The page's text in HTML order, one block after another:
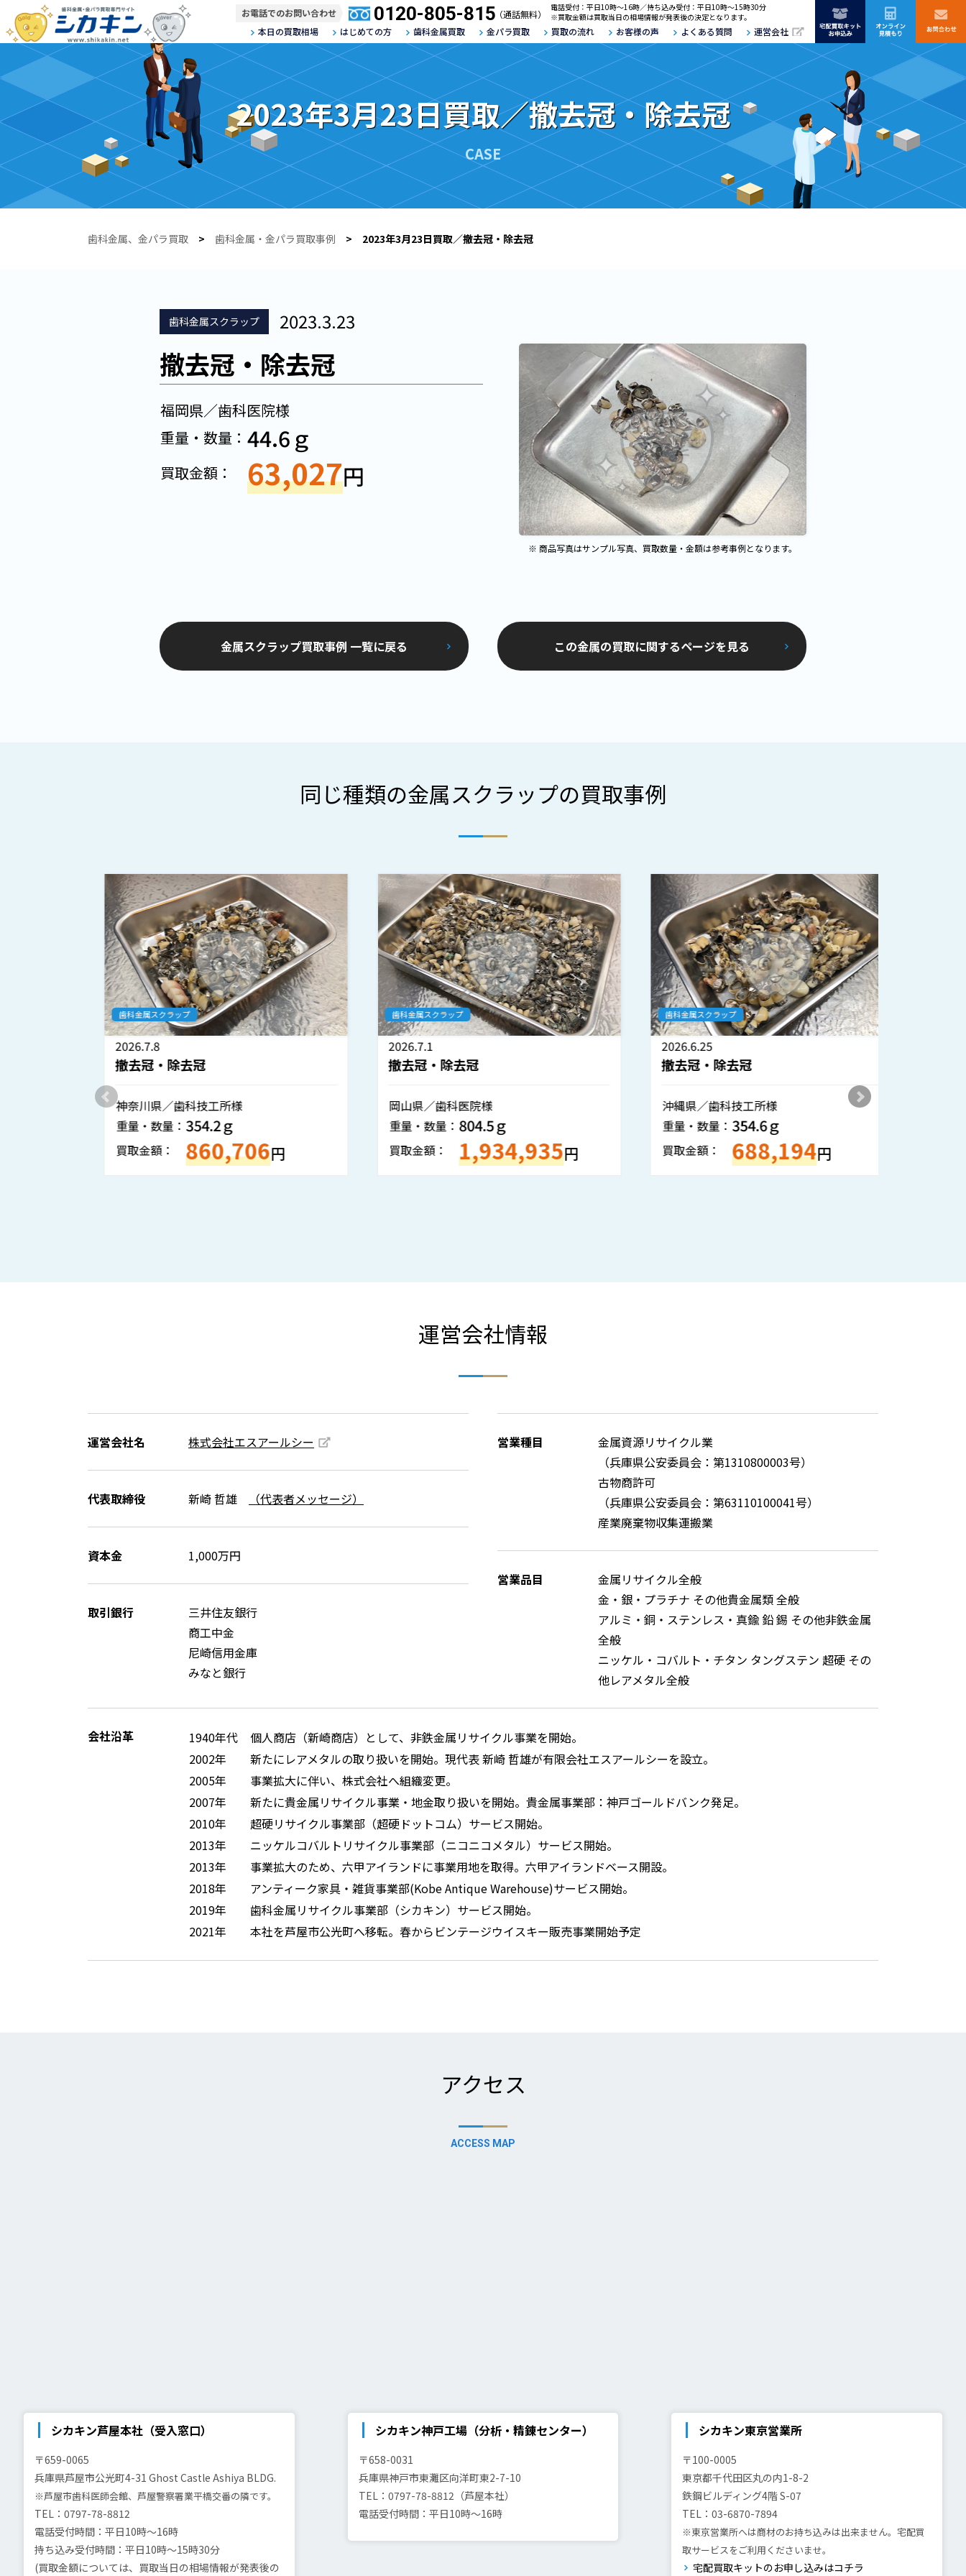
お電話でのお問い合わせ 0120-805-815（通話無料）
電話受付：平日10時～16時／持ち込み受付：平日10時～15時30分
※買取金額は買取当日の相場情報が発表後の決定となります。
本日の買取相場 はじめての方 歯科金属買取 金パラ買取 買取の流れ お客様の声 よくある質問 運営会社
2023年3月23日買取／撤去冠・除去冠
CASE
歯科金属、金パラ買取 > 歯科金属・金パラ買取事例 > 2023年3月23日買取／撤去冠・除去冠
歯科金属スクラップ 2023.3.23
※ 商品写真はサンプル写真、買取数量・金額は参考事例となります。
撤去冠・除去冠
福岡県／歯科医院様
重量・数量： 44.6ｇ
買取金額： 63,027円
金属スクラップ買取事例 一覧に戻る この金属の買取に関するページを見る
同じ種類の金属スクラップの買取事例
歯科金属スクラップ
2026.7.8
撤去冠・除去冠
神奈川県／歯科技工所様
重量・数量：354.2ｇ
買取金額： 860,706円
歯科金属スクラップ
2026.7.1
撤去冠・除去冠
岡山県／歯科医院様
重量・数量：804.5ｇ
買取金額： 1,934,935円
歯科金属スクラップ
2026.6.25
撤去冠・除去冠
沖縄県／歯科技工所様
重量・数量：354.6ｇ
買取金額： 688,194円
運営会社情報
運営会社名 株式会社エスアールシー
代表取締役 新崎 哲雄 （代表者メッセージ）
資本金 1,000万円
取引銀行
三井住友銀行
商工中金
尼崎信用金庫
みなと銀行
営業種目
金属資源リサイクル業
（兵庫県公安委員会：第1310800003号）
古物商許可
（兵庫県公安委員会：第63110100041号）
産業廃棄物収集運搬業
営業品目
金属リサイクル全般
金・銀・プラチナ その他貴金属類 全般
アルミ・銅・ステンレス・真鍮 鉛 錫 その他非鉄金属
全般
ニッケル・コバルト・チタン タングステン 超硬 その
他レアメタル全般
会社沿革 1940年代
個人商店（新崎商店）として、非鉄金属リサイクル事業を開始。
2002年
新たにレアメタルの取り扱いを開始。現代表 新崎 哲雄が有限会社エスアールシーを設立。
2005年
事業拡大に伴い、株式会社へ組織変更。
2007年
新たに貴金属リサイクル事業・地金取り扱いを開始。貴金属事業部：神戸ゴールドバンク発足。
2010年
超硬リサイクル事業部（超硬ドットコム）サービス開始。
2013年
ニッケルコバルトリサイクル事業部（ニコニコメタル）サービス開始。
2013年
事業拡大のため、六甲アイランドに事業用地を取得。六甲アイランドベース開設。
2018年
アンティーク家具・雑貨事業部(Kobe Antique Warehouse)サービス開始。
2019年
歯科金属リサイクル事業部（シカキン）サービス開始。
2021年
本社を芦屋市公光町へ移転。春からビンテージウイスキー販売事業開始予定
アクセス
ACCESS MAP
シカキン芦屋本社（受入窓口）
〒659-0065
兵庫県芦屋市公光町4-31Ghost Castle Ashiya BLDG.
※芦屋市歯科医師会館、芦屋警察署業平橋交番の隣です。
TEL：0797-78-8812
電話受付時間：平日10時～16時
持ち込み受付時間：平日10時～15時30分
(買取金額については、買取当日の相場情報が発表後の
シカキン神戸工場（分析・精錬センター）
〒658-0031
兵庫県神戸市東灘区向洋町東2-7-10
TEL：0797-78-8812（芦屋本社）
電話受付時間：平日10時～16時
シカキン東京営業所
〒100-0005
東京都千代田区丸の内1-8-2
鉄鋼ビルディング4階 S-07
TEL：03-6870-7894
※東京営業所へは商材のお持ち込みは出来ません。宅配買
取サービスをご利用くださいませ。
宅配買取キットのお申し込みはコチラ